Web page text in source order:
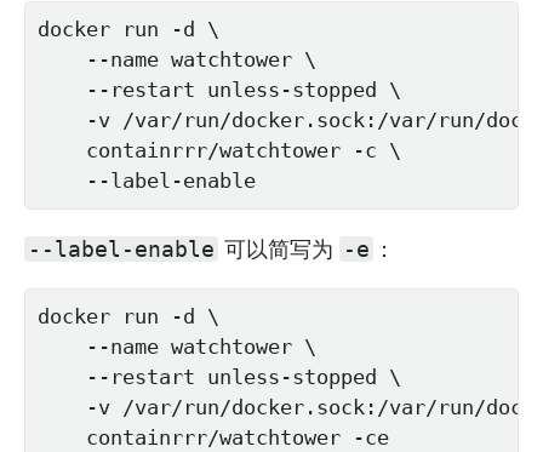
docker run -d \
    --name watchtower \
    --restart unless-stopped \
-v /var/run/docker.sock:/var/run/
    containrrr/watchtower -c \
    --label-enable
--label-enable 可以简写为 -e ：
docker run -d \
    --name watchtower \
    --restart unless-stopped \
-v /var/run/docker.sock:/var/run/
    containrrr/watchtower -ce